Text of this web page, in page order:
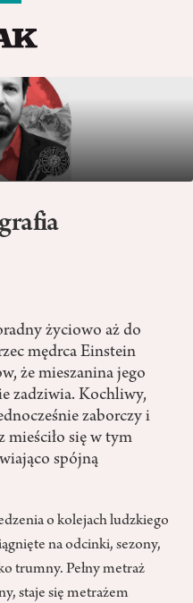
życiowo aż do
mędrca Einstein
że mieszanina jego
zadziwia. Kochliwy,
zaborczy i
mieściło się w tym
spójną
o kolejach ludzkiego
na odcinki, sezony,
trumny. Pełny metraż
staje się metrażem